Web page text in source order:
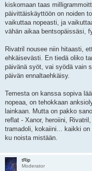
kiskomaan taas
päivittäiskäyttöön on noiden
vaikuttaa nopeasti, ja
vähän aikaa bentsopäissäsi,
Rivatril nousee niin hitaasti,
ehkäisevästi. En tiedä oliko
päivänä syöt, vai syödä vain
päivän ennaltaehkäisy.
Temesta on kanssa sopiva
nopeaa, on tehokkaan
lainkaan. Mutta on pakko
reflat - Xanor, heroiini,
tramadoli, kokaiini... kaikki
ku noista mistään.
tRip
Moderator